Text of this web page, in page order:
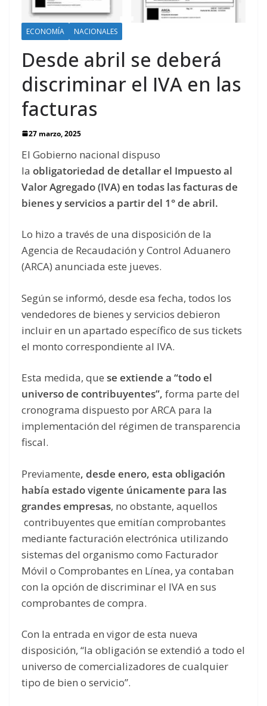
ECONOMÍA NACIONALES
Desde abril se deberá
discriminar el IVA en las
facturas
27 marzo, 2025
El Gobierno nacional dispuso
la obligatoriedad de detallar el Impuesto al
Valor Agregado (IVA) en todas las facturas de
bienes y servicios a partir del 1° de abril.
Lo hizo a través de una disposición de la
Agencia de Recaudación y Control Aduanero
(ARCA) anunciada este jueves.
Según se informó, desde esa fecha, todos los
vendedores de bienes y servicios debieron
incluir en un apartado específico de sus tickets
el monto correspondiente al IVA.
Esta medida, que se extiende a “todo el
universo de contribuyentes”, forma parte del
cronograma dispuesto por ARCA para la
implementación del régimen de transparencia
fiscal.
Previamente, desde enero, esta obligación
había estado vigente únicamente para las
grandes empresas, no obstante, aquellos
contribuyentes que emitían comprobantes
mediante facturación electrónica utilizando
sistemas del organismo como Facturador
Móvil o Comprobantes en Línea, ya contaban
con la opción de discriminar el IVA en sus
comprobantes de compra.
Con la entrada en vigor de esta nueva
disposición, “la obligación se extendió a todo el
universo de comercializadores de cualquier
tipo de bien o servicio”.